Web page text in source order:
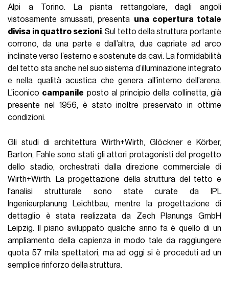
Alpi a Torino. La pianta rettangolare, dagli angoli
vistosamente smussati, presenta una copertura totale
divisa in quattro sezioni. Sul tetto della struttura portante
corrono, da una parte e dall’altra, due capriate ad arco
inclinate verso l’esterno e sostenute da cavi. La formidabilità
del tetto sta anche nel suo sistema d’illuminazione integrato
e nella qualità acustica che genera all’interno dell’arena.
L’iconico campanile posto al principio della collinetta, già
presente nel 1956, è stato inoltre preservato in ottime
condizioni.
Gli studi di architettura Wirth+Wirth, Glöckner e Körber,
Barton, Fahle sono stati gli attori protagonisti del progetto
dello stadio, orchestrati dalla direzione commerciale di
Wirth+Wirth. La progettazione della struttura del tetto e
l'analisi strutturale sono state curate da IPL
Ingenieurplanung Leichtbau, mentre la progettazione di
dettaglio è stata realizzata da Zech Planungs GmbH
Leipzig. Il piano sviluppato qualche anno fa è quello di un
ampliamento della capienza in modo tale da raggiungere
quota 57 mila spettatori, ma ad oggi si è proceduti ad un
semplice rinforzo della struttura.